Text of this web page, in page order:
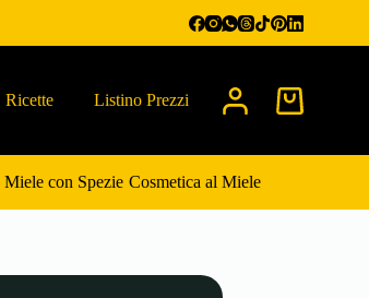
Ricette Listino Prezzi Carrello
Miele con Spezie Cosmetica al Miele